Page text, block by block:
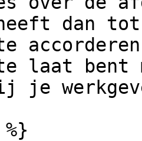
dan
laat bent
je